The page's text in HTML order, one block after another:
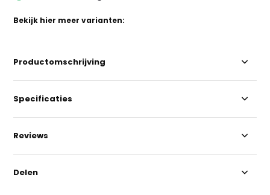
Bekijk hier meer varianten:
Productomschrijving
Specificaties
Reviews
Delen